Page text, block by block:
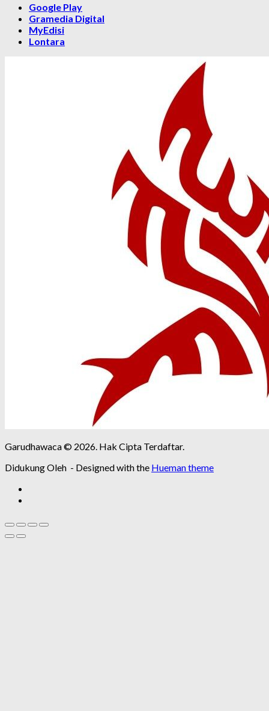
Google Play
Gramedia Digital
MyEdisi
Lontara
Garudhawaca © 2026. Hak Cipta Terdaftar.
Didukung Oleh - Designed with the Hueman theme